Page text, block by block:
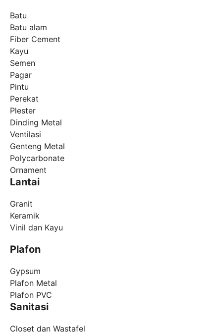
Batu
Batu alam
Fiber Cement
Kayu
Semen
Pagar
Pintu
Perekat
Plester
Dinding Metal
Ventilasi
Genteng Metal
Polycarbonate
Ornament
Lantai
Granit
Keramik
Vinil dan Kayu
Plafon
Gypsum
Plafon Metal
Plafon PVC
Sanitasi
Closet dan Wastafel